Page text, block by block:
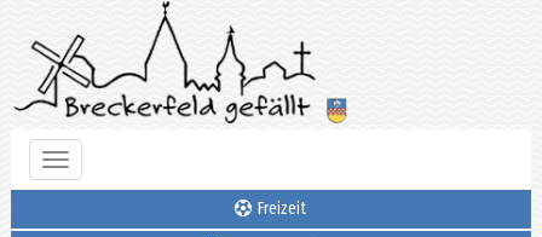
Toggle
navigation
Freizeit